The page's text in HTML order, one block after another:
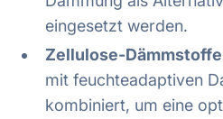
eingesetzt werden.
Zellulose-
mit feuchteadaptiven
kombiniert, um eine